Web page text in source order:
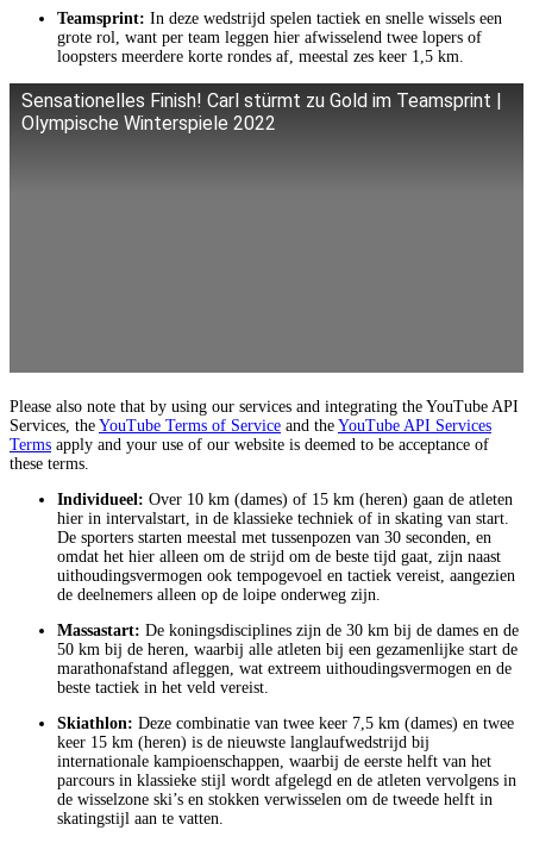
Teamsprint: In deze wedstrijd spelen tactiek en snelle wissels een
grote rol, want per team leggen hier afwisselend twee lopers of
loopsters meerdere korte rondes af, meestal zes keer 1,5 km.
Sensationelles Finish! Carl stürmt zu Gold im Teamsprint |
Olympische Winterspiele 2022
Please also note that by using our services and integrating the YouTube API
Services, the YouTube Terms of Service and the YouTube API Services
Terms apply and your use of our website is deemed to be acceptance of
these terms.
Individueel: Over 10 km (dames) of 15 km (heren) gaan de atleten
hier in intervalstart, in de klassieke techniek of in skating van start.
De sporters starten meestal met tussenpozen van 30 seconden, en
omdat het hier alleen om de strijd om de beste tijd gaat, zijn naast
uithoudingsvermogen ook tempogevoel en tactiek vereist, aangezien
de deelnemers alleen op de loipe onderweg zijn.
Massastart: De koningsdisciplines zijn de 30 km bij de dames en de
50 km bij de heren, waarbij alle atleten bij een gezamenlijke start de
marathonafstand afleggen, wat extreem uithoudingsvermogen en de
beste tactiek in het veld vereist.
Skiathlon: Deze combinatie van twee keer 7,5 km (dames) en twee
keer 15 km (heren) is de nieuwste langlaufwedstrijd bij
internationale kampioenschappen, waarbij de eerste helft van het
parcours in klassieke stijl wordt afgelegd en de atleten vervolgens in
de wisselzone ski’s en stokken verwisselen om de tweede helft in
skatingstijl aan te vatten.